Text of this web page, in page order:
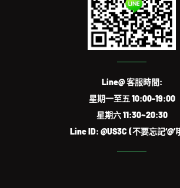
Line@ 客服時間:
星期一至五 10:00-19:00
星期六 11:30~20:30
Line ID: @US3C (不要忘記‘@’